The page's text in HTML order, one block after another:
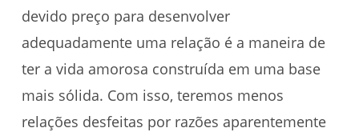
devido preço para desenvolver
adequadamente uma relação é a maneira de
ter a vida amorosa construída em uma base
mais sólida. Com isso, teremos menos
relações desfeitas por razões aparentemente